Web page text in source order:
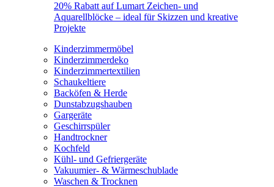
20% Rabatt auf Lumart Zeichen- und
Aquarellblöcke – ideal für Skizzen und kreative
Projekte
Kinderzimmermöbel
Kinderzimmerdeko
Kinderzimmertextilien
Schaukeltiere
Backöfen & Herde
Dunstabzugshauben
Gargeräte
Geschirrspüler
Handtrockner
Kochfeld
Kühl- und Gefriergeräte
Vakuumier- & Wärmeschublade
Waschen & Trocknen